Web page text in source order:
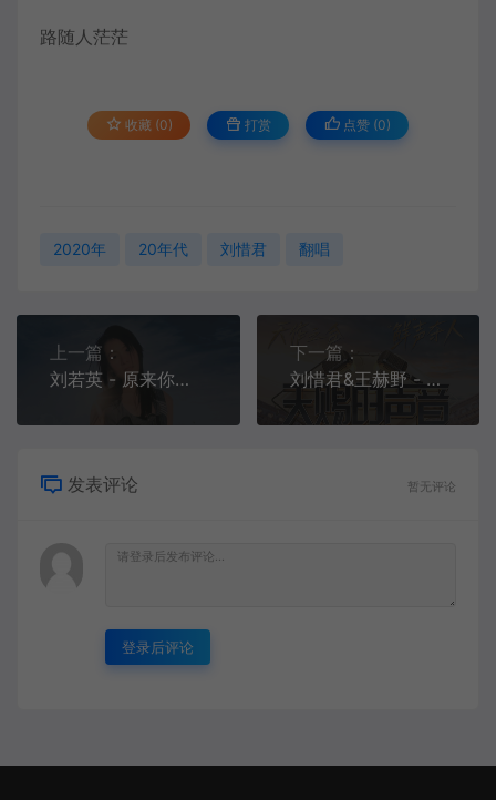
路随人茫茫
收藏 (0) 打赏 点赞 (0)
2020年 20年代 刘惜君 翻唱
上一篇：
刘若英 - 原来你也在这里[MP3-320K/FLAC][8.90M/23.7M]
下一篇：
刘惜君&王赫野 - 晚风心里吹 (Live)[MP3-320K/FLAC][11.2M/25.6M]
发表评论 暂无评论
登录后评论